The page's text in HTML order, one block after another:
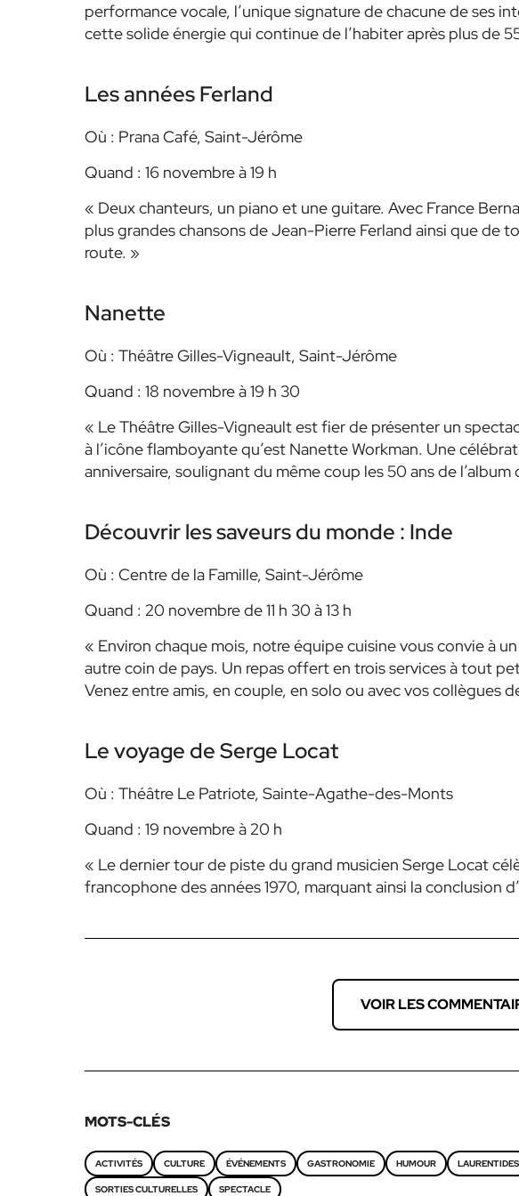
performance vocale, l’unique signature de chacune de ses
cette solide énergie qui continue de l’habiter après plus de
Les années Ferland
Où : Prana Café, Saint-Jérôme
Quand : 16 novembre à 19 h
« Deux chanteurs, un piano et une guitare. Avec France
plus grandes chansons de Jean-Pierre Ferland ainsi que de
route. »
Nanette
Où : Théâtre Gilles-Vigneault, Saint-Jérôme
Quand : 18 novembre à 19 h 30
« Le Théâtre Gilles-Vigneault est fier de présenter un
à l’icône flamboyante qu’est Nanette Workman. Une
anniversaire, soulignant du même coup les 50 ans de l’album
Découvrir les saveurs du monde : Inde
Où : Centre de la Famille, Saint-Jérôme
Quand : 20 novembre de 11 h 30 à 13 h
« Environ chaque mois, notre équipe cuisine vous convie à
autre coin de pays. Un repas offert en trois services à tout
Venez entre amis, en couple, en solo ou avec vos collègues
Le voyage de Serge Locat
Où : Théâtre Le Patriote, Sainte-Agathe-des-Monts
Quand : 19 novembre à 20 h
« Le dernier tour de piste du grand musicien Serge Locat
francophone des années 1970, marquant ainsi la conclusion
VOIR LES
MOTS-CLÉS
ACTIVITÉS CULTURE ÉVÉNEMENTS GASTRONOMIE HUMOUR LAURENTIDES
SORTIES CULTURELLES SPECTACLE